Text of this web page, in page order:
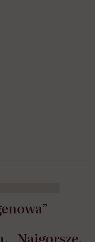
„Najgorsze,